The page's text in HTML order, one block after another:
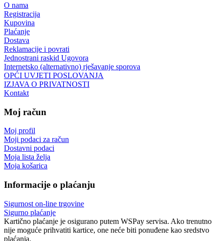
O nama
Registracija
Kupovina
Plaćanje
Dostava
Reklamacije i povrati
Jednostrani raskid Ugovora
Internetsko (alternativno) rješavanje sporova
OPĆI UVJETI POSLOVANJA
IZJAVA O PRIVATNOSTI
Kontakt
Moj račun
Moj profil
Moji podaci za račun
Dostavni podaci
Moja lista želja
Moja košarica
Informacije o plaćanju
Sigurnost on-line trgovine
Sigurno plaćanje
Kartično plaćanje je osigurano putem WSPay servisa. Ako trenutno
nije moguće prihvatiti kartice, one neće biti ponuđene kao sredstvo
plaćanja.